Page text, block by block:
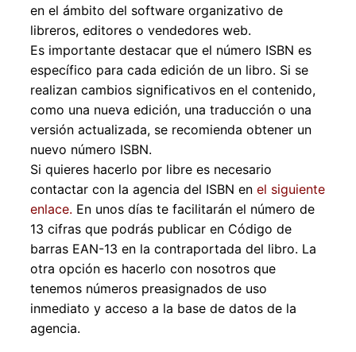
en el ámbito del software organizativo de
libreros, editores o vendedores web.
Es importante destacar que el número ISBN es
específico para cada edición de un libro. Si se
realizan cambios significativos en el contenido,
como una nueva edición, una traducción o una
versión actualizada, se recomienda obtener un
nuevo número ISBN.
Si quieres hacerlo por libre es necesario
contactar con la agencia del ISBN en el siguiente
enlace. En unos días te facilitarán el número de
13 cifras que podrás publicar en Código de
barras EAN-13 en la contraportada del libro. La
otra opción es hacerlo con nosotros que
tenemos números preasignados de uso
inmediato y acceso a la base de datos de la
agencia.